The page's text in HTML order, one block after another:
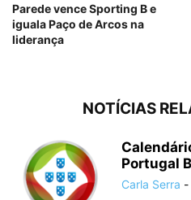
Parede vence Sporting B e
iguala Paço de Arcos na
liderança
NOTÍCIAS
Portugal
Carla Serra -